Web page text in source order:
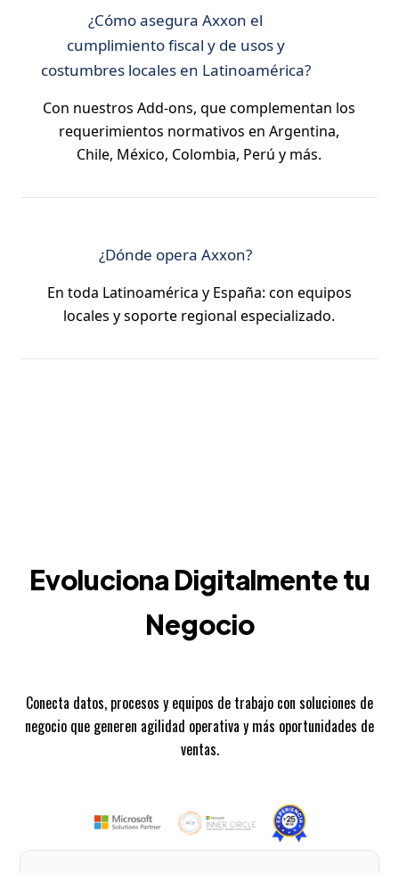
¿Cómo asegura Axxon el
cumplimiento fiscal y de usos y
costumbres locales en Latinoamérica?
Con nuestros Add-ons, que complementan los
requerimientos normativos en Argentina,
Chile, México, Colombia, Perú y más.
¿Dónde opera Axxon?
En toda Latinoamérica y España: con equipos
locales y soporte regional especializado.
Evoluciona Digitalmente tu
Negocio
Conecta datos, procesos y equipos de trabajo con soluciones de
negocio que generen agilidad operativa y más oportunidades de
ventas.